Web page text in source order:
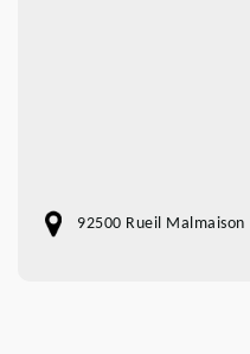
92500 Rueil Malmaison